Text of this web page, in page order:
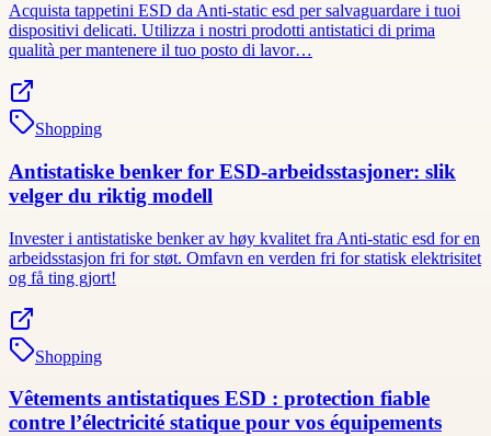
Acquista tappetini ESD da Anti-static esd per salvaguardare i tuoi
dispositivi delicati. Utilizza i nostri prodotti antistatici di prima
qualità per mantenere il tuo posto di lavor…
Shopping
Antistatiske benker for ESD-arbeidsstasjoner: slik
velger du riktig modell
Invester i antistatiske benker av høy kvalitet fra Anti-static esd for en
arbeidsstasjon fri for støt. Omfavn en verden fri for statisk elektrisitet
og få ting gjort!
Shopping
Vêtements antistatiques ESD : protection fiable
contre l’électricité statique pour vos équipements